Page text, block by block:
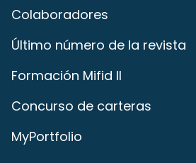
Colaboradores
Último número de la revista
Formación Mifid II
Concurso de carteras
MyPortfolio